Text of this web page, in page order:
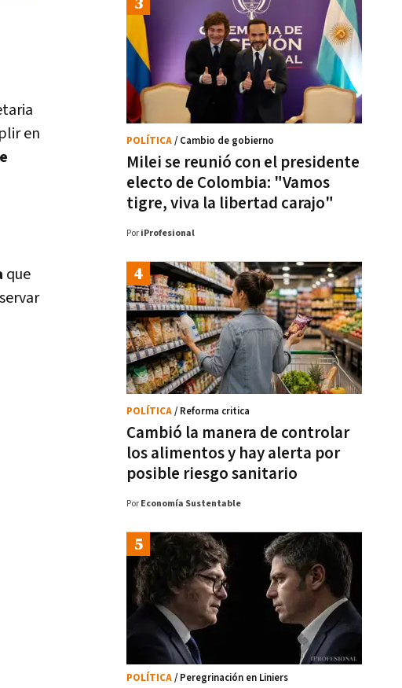
en
que
Milei se reunió con el presidente
electo de Colombia: "Vamos
tigre, viva la libertad carajo"
POLÍTICA/ Cambio de gobierno
Por iProfesional
Cambió la manera de controlar
los alimentos y hay alerta por
posible riesgo sanitario
POLÍTICA/ Reforma critica
Por Economía Sustentable
POLÍTICA/ Peregrinación en Liniers